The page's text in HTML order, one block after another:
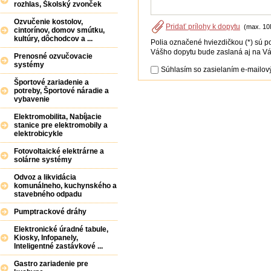
Pridať prílohy k dopytu (max.
Polia označené hviezdičkou (*) sú
Vášho dopytu bude zaslaná aj na
Súhlasím so zasielaním e-
rozhlas, Školský zvonček
Ozvučenie kostolov,
cintorínov, domov smútku,
kultúry, dôchodcov a ...
Prenosné ozvučovacie
systémy
Športové zariadenie a
potreby, Športové náradie a
vybavenie
Elektromobilita, Nabíjacie
stanice pre elektromobily a
elektrobicykle
Fotovoltaické elektrárne a
solárne systémy
Odvoz a likvidácia
komunálneho, kuchynského a
stavebného odpadu
Pumptrackové dráhy
Elektronické úradné tabule,
Kiosky, Infopanely,
Inteligentné zastávkové ...
Gastro zariadenie pre